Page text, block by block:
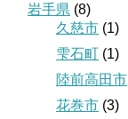
岩手県 (8)
久慈市 (1)
雫石町 (1)
陸前高田市
花巻市 (3)